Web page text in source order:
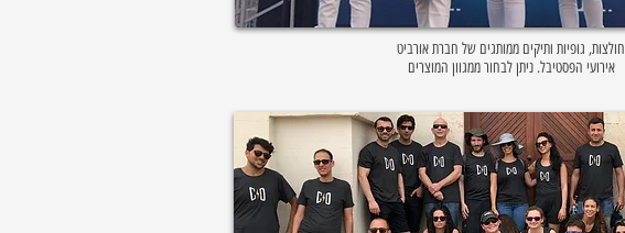
חולצות, גופיות ותיקים ממותגים של חברת אורביט
אירועי הפסטיבל. ניתן לבחור ממגוון המוצרים